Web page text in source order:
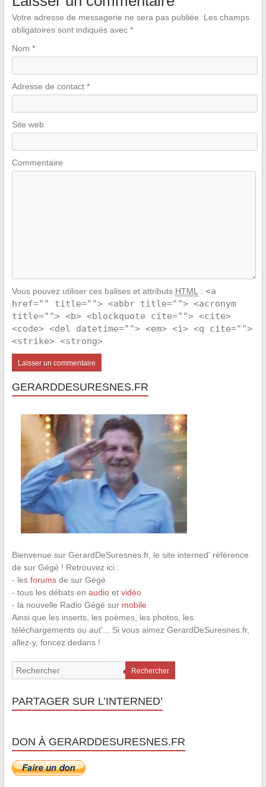
Votre adresse de messagerie ne sera pas publiée.
Les champs
obligatoires sont indiqués avec *
Nom *
Adresse de contact *
Site web
Commentaire
Vous pouvez utiliser ces balises et attributs HTML : <a
href="" title=""> <abbr title=""> <acronym
title=""> <b> <blockquote cite=""> <cite>
<code> <del datetime=""> <em> <i> <q cite="">
<strike> <strong>
GERARDDESURESNES.FR
Bienvenue sur GerardDeSuresnes.fr, le site interned' référence
de sur Gégé ! Retrouvez ici :
- les forumsde sur Gégé
- tous les débats en audioet vidéo
- la nouvelle Radio Gégé sur mobile
Ainsi que les inserts, les poèmes, les photos, les
téléchargements ou aut'... Si vous aimez GerardDeSuresnes.fr,
allez-y, foncez dedans !
Rechercher
PARTAGER SUR L’INTERNED’
DON À GERARDDESURESNES.FR